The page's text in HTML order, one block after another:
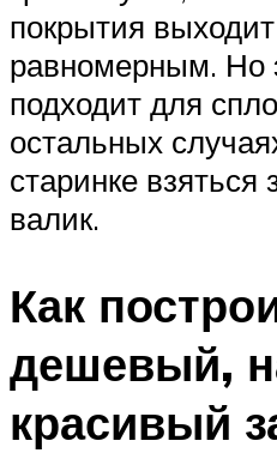
покрытия
равномерным. Но
подходит для
остальных
старинке взяться
валик.
Как
дешевый,
красивый